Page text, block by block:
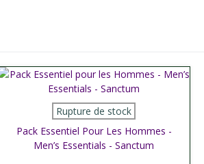
Afficher plus
Rupture de stock
Pack Essentiel Pour Les Hommes -
Men’s Essentials - Sanctum